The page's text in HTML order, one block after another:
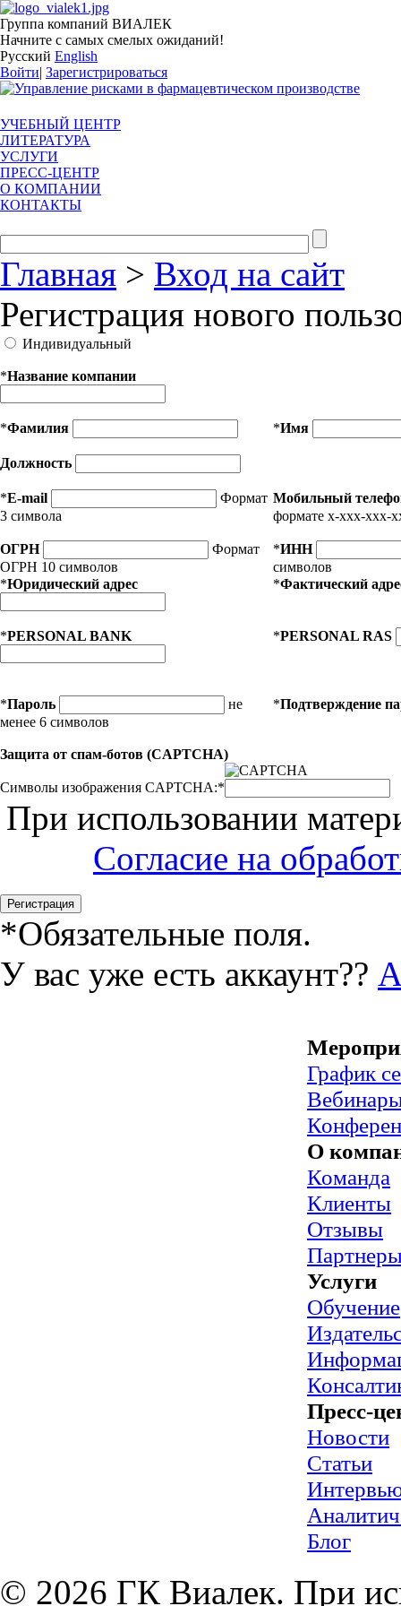
Группа компаний ВИАЛЕК
Начните с самых смелых ожиданий!
Русский English
Войти| Зарегистрироваться
УЧЕБНЫЙ ЦЕНТР
ЛИТЕРАТУРА
УСЛУГИ
ПРЕСС-ЦЕНТР
О КОМПАНИИ
КОНТАКТЫ
Главная > Вход на сайт
Регистрация нового
Индивидуальный
*Название компании
*Фамилия *Имя
Должность
*E-mail
Формат
3 символа
Мобильный
формате x-xxx-xxx-
ОГРН
Формат
ОГРН 10 символов
*ИНН
символов
*Юридический адрес *Фактический
*PERSONAL BANK *PERSONAL RAS
*Пароль
не
менее 6 символов
*Подтверждение
Защита от спам-ботов (CAPTCHA)
Символы изображения CAPTCHA:*
При использовании
Согласие на
*Обязательные поля.
У вас уже есть аккаунт??
График
О
Команда
Клиенты
Отзывы
Услуги
Обучение
Пресс-
Новости
Статьи
Блог
© 2026 ГК Виалек. При